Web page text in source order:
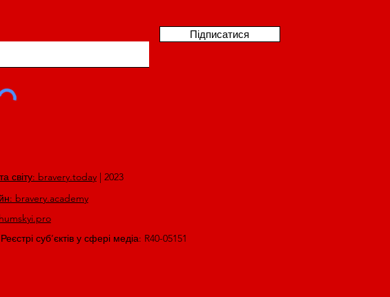
Підписатися
світу: bravery.today| 2023
bravery.academy
суб’єктів у сфері медіа: R40-05151